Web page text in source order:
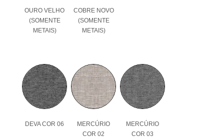
OURO VELHO
(SOMENTE
METAIS)
COBRE NOVO
(SOMENTE
METAIS)
DEVA COR 06
MERCÚRIO
COR 02
MERCÚRIO
COR 03